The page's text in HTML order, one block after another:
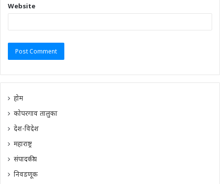
Website
होम
कोपरगाव तालुका
देश-विदेश
महाराष्ट्र
संपादकीय
निवडणूक